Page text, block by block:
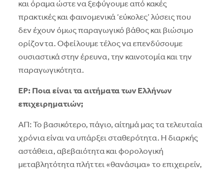
και όραμα ώστε να ξεφύγουμε από κακές
πρακτικές και φαινομενικά ‘εύκολες’ λύσεις που
δεν έχουν όμως παραγωγικό βάθος και βιώσιμο
ορίζοντα. Οφείλουμε τέλος να επενδύσουμε
ουσιαστικά στην έρευνα, την καινοτομία και την
παραγωγικότητα.
ΕΡ: Ποια είναι τα αιτήματα των Ελλήνων
επιχειρηματιών;
ΑΠ: Το βασικότερο, πάγιο, αίτημά μας τα τελευταία
χρόνια είναι να υπάρξει σταθερότητα. Η διαρκής
αστάθεια, αβεβαιότητα και φορολογική
μεταβλητότητα πλήττει «θανάσιμα» το επιχειρείν,